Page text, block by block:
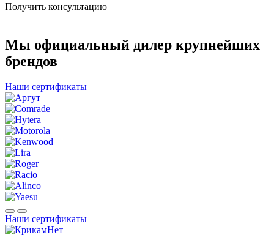
Получить консультацию
Мы официальный дилер крупнейших
брендов
Наши сертификаты
Наши сертификаты